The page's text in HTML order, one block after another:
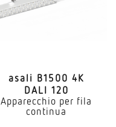
asali B1500 4K
DALI 120
Apparecchio per fila
continua